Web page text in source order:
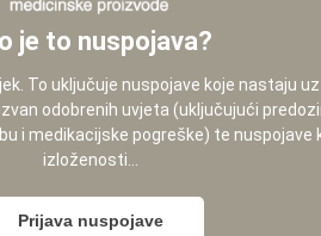
je to nuspojava?
To uključuje nuspojave koje nastaju
odobrenih uvjeta (uključujući
i medikacijske pogreške) te
izloženosti...
Prijava nuspojave